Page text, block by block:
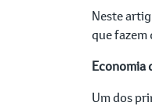
Neste
que
Economia
Um dos